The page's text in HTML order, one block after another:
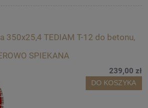
350x25,4 TEDIAM T-12 do betonu,
SPIEKANA
239,00 zł
DO KOSZYKA